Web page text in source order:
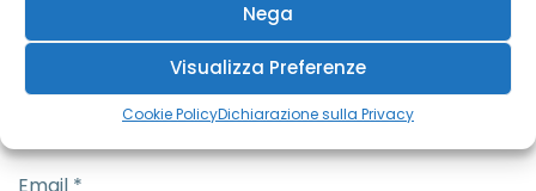
Nega
Visualizza Preferenze
Cookie PolicyDichiarazione sulla Privacy
Nome